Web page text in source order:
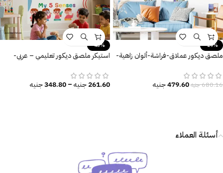
-29%
ملصق ديكور عملاق-فراشة-ألوان زاهية-
680.16جنيه479.60جنيه
-43%
استيكر ملصق ديكور تعليمي – عربي-
261.60جنيه–
348.80جنيه
أسئلة العملاء